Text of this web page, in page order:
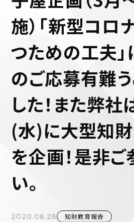
施）「新型コロ
つための工夫」
のご応募有難
した！また弊
(水)に大型知
を企画！是非
い。
2020.08.28 知財教育報告